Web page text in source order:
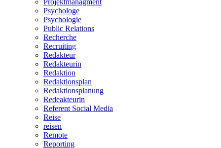
Psychologe
Psychologie
Public Relations
Recherche
Recruiting
Redakteur
Redakteurin
Redaktion
Redaktionsplan
Redaktionsplanung
Redeakteurin
Referent Social Media
Reise
reisen
Remote
Reporting